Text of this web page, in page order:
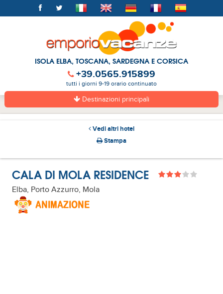
ISOLA ELBA, TOSCANA, SARDEGNA E CORSICA
+39.0565.915899
tutti i giorni 9-19 orario continuato
Destinazioni principali
Vedi altri hotel
Stampa
CALA DI MOLA RESIDENCE
Elba, Porto Azzurro, Mola